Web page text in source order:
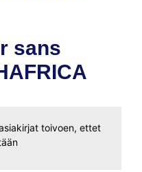
sans
toivoen, ettet